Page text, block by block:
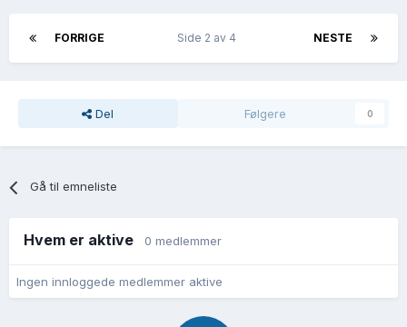
FORRIGE NESTE
Side 2 av 4
Del Følgere 0
Gå til emneliste
Hvem er aktive 0 medlemmer
Ingen innloggede medlemmer aktive